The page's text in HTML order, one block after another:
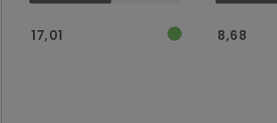
17,01 8,68